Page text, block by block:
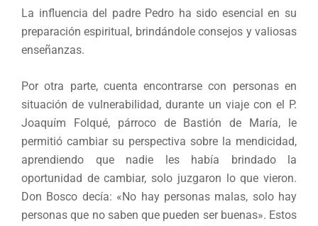
La influencia del padre Pedro ha sido esencial en su
preparación espiritual, brindándole consejos y valiosas
enseñanzas.
Por otra parte, cuenta encontrarse con personas en
situación de vulnerabilidad, durante un viaje con el P.
Joaquím Folqué, párroco de Bastión de María, le
permitió cambiar su perspectiva sobre la mendicidad,
aprendiendo que nadie les había brindado la
oportunidad de cambiar, solo juzgaron lo que vieron.
Don Bosco decía: «No hay personas malas, solo hay
personas que no saben que pueden ser buenas». Estos